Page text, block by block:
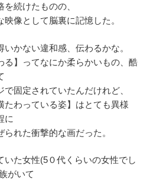
続けたものの、
像として脳裏に記憶した。
かない違和感、伝わるかな。
る】ってなにか柔らかいもの、酷
固定されていたんだけれど、
たわっている姿】はとても異様
に
れた衝撃的な画だった。
いた女性(5０代くらいの女性でし
がいて